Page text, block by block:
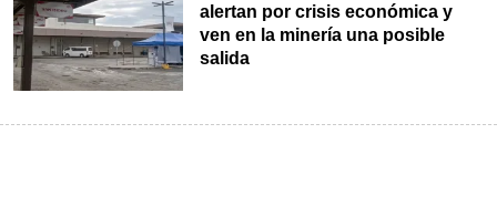
alertan por crisis económica y
ven en la minería una posible
salida